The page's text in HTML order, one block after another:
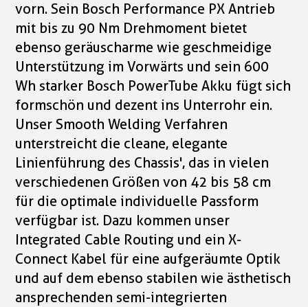
vorn. Sein Bosch Performance PX Antrieb
mit bis zu 90 Nm Drehmoment bietet
ebenso geräuscharme wie geschmeidige
Unterstützung im Vorwärts und sein 600
Wh starker Bosch PowerTube Akku fügt sich
formschön und dezent ins Unterrohr ein.
Unser Smooth Welding Verfahren
unterstreicht die cleane, elegante
Linienführung des Chassis', das in vielen
verschiedenen Größen von 42 bis 58 cm
für die optimale individuelle Passform
verfügbar ist. Dazu kommen unser
Integrated Cable Routing und ein X-
Connect Kabel für eine aufgeräumte Optik
und auf dem ebenso stabilen wie ästhetisch
ansprechenden semi-integrierten